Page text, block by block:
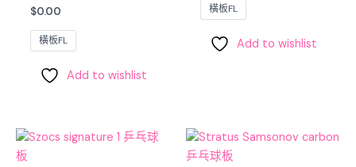
$0.00
橫板FL
Add to wishlist
橫板FL
Add to wishlist